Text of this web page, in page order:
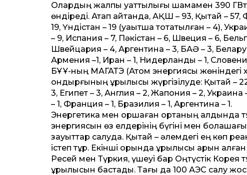
Олардың жалпы қуат­тылығы шамамен 390
өндіреді. Атап айтқанда, АҚШ – 93, Қытай –
19, Үндістан – 19 (уақытша тоқтатылған – 4),
– 9, Испания – 7, Пәкістан – 6, Швеция – 6,
Швейцария – 4, Аргентина – 3, БАӘ – 3,
Армения –1, Иран – 1, Нидерланды – 1,
БҰҰ-ның МАГАТЭ (Атом энергиясы жөніндегі
қондырғының құрылысы жүргізілуде: Қытай –
3, Египет – 3, Англия – 2, Жапония – 2,
– 1, Франция – 1, Бразилия – 1, Аргентина – 1.
Энергетика мен қоршаған ортаның алдында
энергиясын өз елдерінің бүгіні мен
зауыттар салуда. Қытай – әлемдегі ең көп
істеп тұр. Екінші орында құрылысы қарқын
Ресей мен Түркия, үшеуі бар Оңтүстік Корея
құрылысын бастады. Тағы да 100 АЭС салу